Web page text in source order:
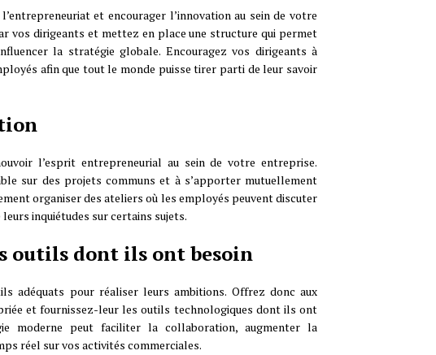
et encourager l’innovation au sein de votre
vos dirigeants et mettez en place une structure qui permet
la stratégie globale. Encouragez vos dirigeants à
afin que tout le monde puisse tirer parti de leur savoir
l’esprit entrepreneurial au sein de votre entreprise.
sur des projets communs et à s’apporter mutuellement
organiser des ateliers où les employés peuvent discuter
inquiétudes sur certains sujets.
outils dont ils ont besoin
adéquats pour réaliser leurs ambitions. Offrez donc aux
et fournissez-leur les outils technologiques dont ils ont
moderne peut faciliter la collaboration, augmenter la
réel sur vos activités commerciales.